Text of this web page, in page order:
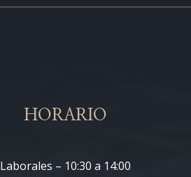
HORARIO
Laborales – 10:30 a 14:00